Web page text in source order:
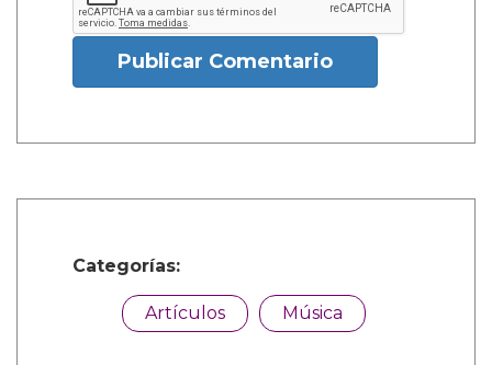
Publicar Comentario
Categorías:
Artículos Música